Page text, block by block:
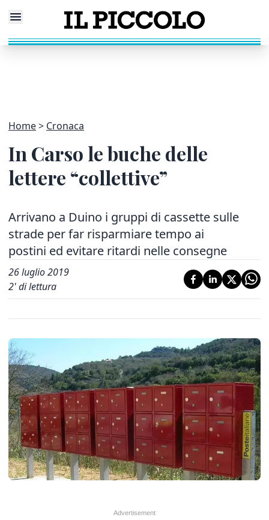
Home Cronaca
In Carso le buche delle
lettere “collettive”
Arrivano a Duino i gruppi di cassette sulle
strade per far risparmiare tempo ai
postini ed evitare ritardi nelle consegne
26 luglio 2019
2' di lettura